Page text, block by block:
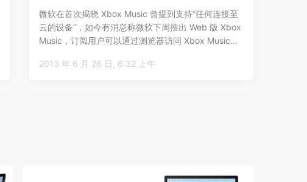
微软在首次揭晓 Xbox Music 曾提到支持“任何连接至
云的设备”，如今有消息称微软下周推出 Web 版 Xbox
Music，订阅用户可以通过浏览器访问 Xbox Music…
2013 年 6 月 26 日, 6:32 上午